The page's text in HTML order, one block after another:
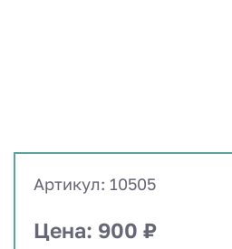
Артикул: 10505
Цена: 900 ₽